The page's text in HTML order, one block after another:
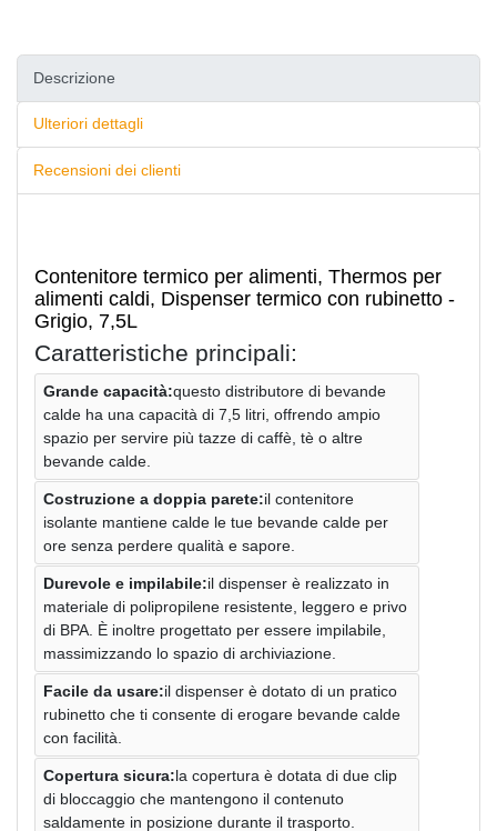
Descrizione
Ulteriori dettagli
Recensioni dei clienti
Contenitore termico per alimenti, Thermos per
alimenti caldi, Dispenser termico con rubinetto -
Grigio, 7,5L
Caratteristiche principali:
Grande capacità:questo distributore di bevande
calde ha una capacità di 7,5 litri, offrendo ampio
spazio per servire più tazze di caffè, tè o altre
bevande calde.
Costruzione a doppia parete:il contenitore
isolante mantiene calde le tue bevande calde per
ore senza perdere qualità e sapore.
Durevole e impilabile:il dispenser è realizzato in
materiale di polipropilene resistente, leggero e privo
di BPA. È inoltre progettato per essere impilabile,
massimizzando lo spazio di archiviazione.
Facile da usare:il dispenser è dotato di un pratico
rubinetto che ti consente di erogare bevande calde
con facilità.
Copertura sicura:la copertura è dotata di due clip
di bloccaggio che mantengono il contenuto
saldamente in posizione durante il trasporto.